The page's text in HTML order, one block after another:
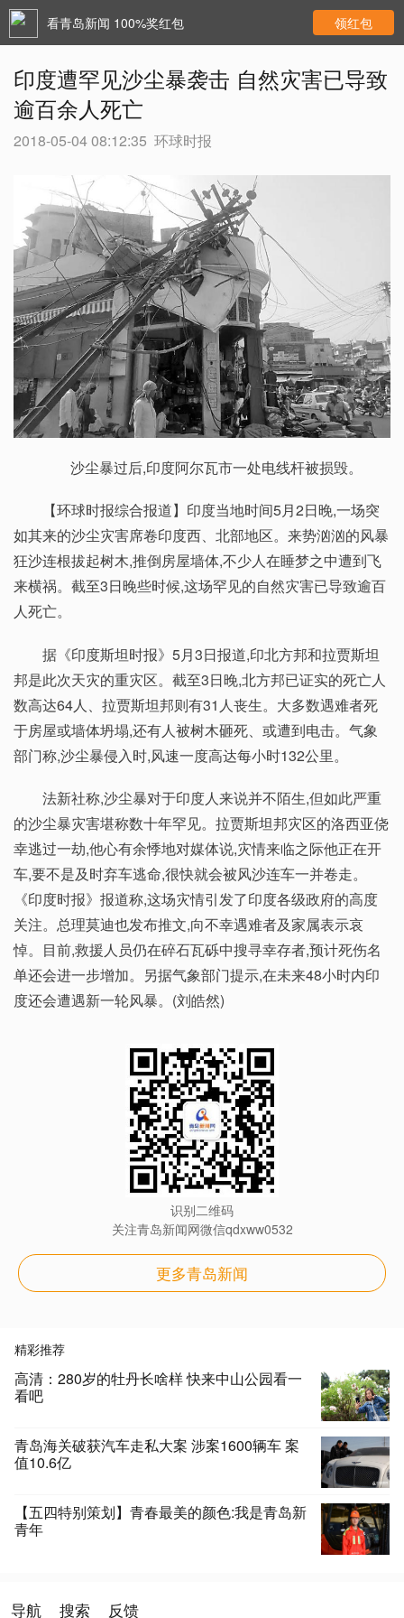
看青岛新闻 100%奖红包 领红包
印度遭罕见沙尘暴袭击 自然灾害已导致
逾百余人死亡
2018-05-04 08:12:35 环球时报
沙尘暴过后,印度阿尔瓦市一处电线杆被损毁。
【环球时报综合报道】印度当地时间5月2日晚,一场突
如其来的沙尘灾害席卷印度西、北部地区。来势汹汹的风暴
狂沙连根拔起树木,推倒房屋墙体,不少人在睡梦之中遭到飞
来横祸。截至3日晚些时候,这场罕见的自然灾害已导致逾百
人死亡。
据《印度斯坦时报》5月3日报道,印北方邦和拉贾斯坦
邦是此次天灾的重灾区。截至3日晚,北方邦已证实的死亡人
数高达64人、拉贾斯坦邦则有31人丧生。大多数遇难者死
于房屋或墙体坍塌,还有人被树木砸死、或遭到电击。气象
部门称,沙尘暴侵入时,风速一度高达每小时132公里。
法新社称,沙尘暴对于印度人来说并不陌生,但如此严重
的沙尘暴灾害堪称数十年罕见。拉贾斯坦邦灾区的洛西亚侥
幸逃过一劫,他心有余悸地对媒体说,灾情来临之际他正在开
车,要不是及时弃车逃命,很快就会被风沙连车一并卷走。
《印度时报》报道称,这场灾情引发了印度各级政府的高度
关注。总理莫迪也发布推文,向不幸遇难者及家属表示哀
悼。目前,救援人员仍在碎石瓦砾中搜寻幸存者,预计死伤名
单还会进一步增加。另据气象部门提示,在未来48小时内印
度还会遭遇新一轮风暴。(刘皓然)
识别二维码
关注青岛新闻网微信qdxww0532
更多青岛新闻
精彩推荐
高清：280岁的牡丹长啥样 快来中山公园看一
看吧
青岛海关破获汽车走私大案 涉案1600辆车 案
值10.6亿
【五四特别策划】青春最美的颜色:我是青岛新
青年
导航 搜索 反馈